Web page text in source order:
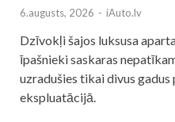
6.augusts, 2026 - iAuto.lv
Dzīvokļi šajos luksusa
īpašnieki saskaras
uzradušies tikai divus gadus
ekspluatācijā.